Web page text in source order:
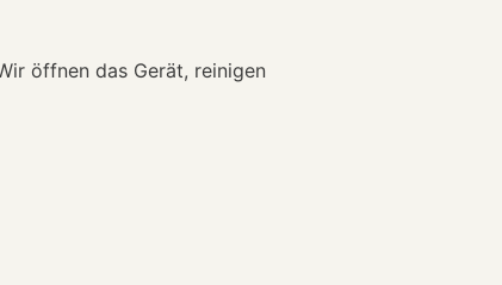
öffnen das Gerät, reinigen